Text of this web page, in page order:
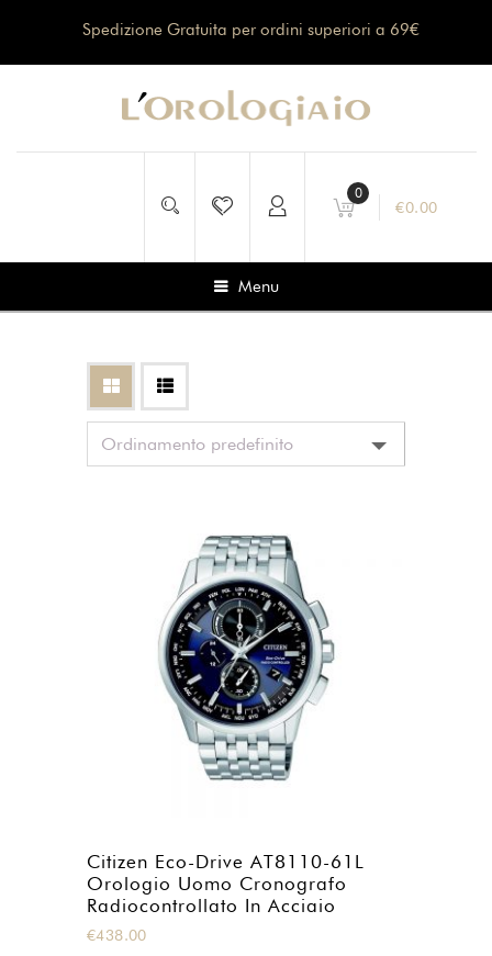
Spedizione Gratuita per ordini superiori a 69€
0
€0.00
Menu
Citizen Eco-Drive AT8110-61L
Orologio Uomo Cronografo
Radiocontrollato In Acciaio
€438.00